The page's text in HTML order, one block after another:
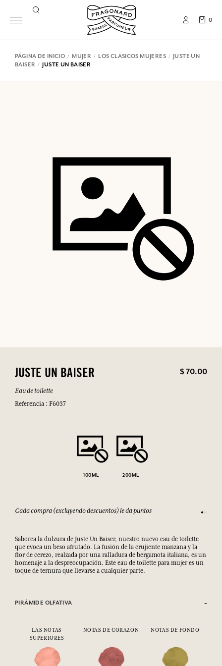
0
PÁGINA DE INICIO MUJER LOS CLASICOS MUJERES
JUSTE UN
BAISER
JUSTE UN BAISER
JUSTE UN BAISER $ 70.00
Eau de toilette
Referencia : F6037
100ML 200ML
Cada compra (excluyendo descuentos) le da puntos
Saborea la dulzura de Juste Un Baiser, nuestro nuevo eau de toilette
que evoca un beso afrutado. La fusión de la crujiente manzana y la
flor de cerezo, realzada por una ralladura de bergamota italiana, es un
homenaje a la despreocupación. Este eau de toilette para mujer es un
toque de ternura que llevarse a cualquier parte.
PIRÁMIDE OLFATIVA
LAS NOTAS
SUPERIORES
NOTAS DE CORAZON NOTAS DE FONDO